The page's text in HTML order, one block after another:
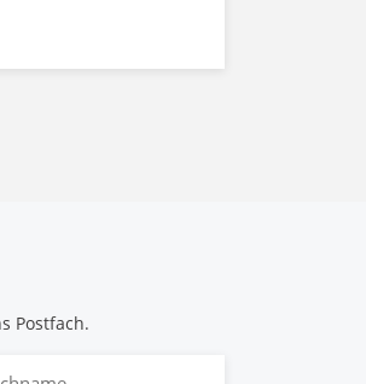
Postfach.